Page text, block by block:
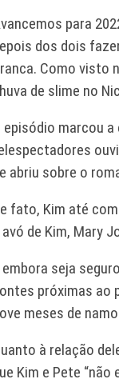
para
dos dois
Como visto
de slime no
episódio marcou
abriu sobre o
fato, Kim até
avó de Kim, Mary
embora seja
próximas ao
meses de
à relação
Kim e Pete “não